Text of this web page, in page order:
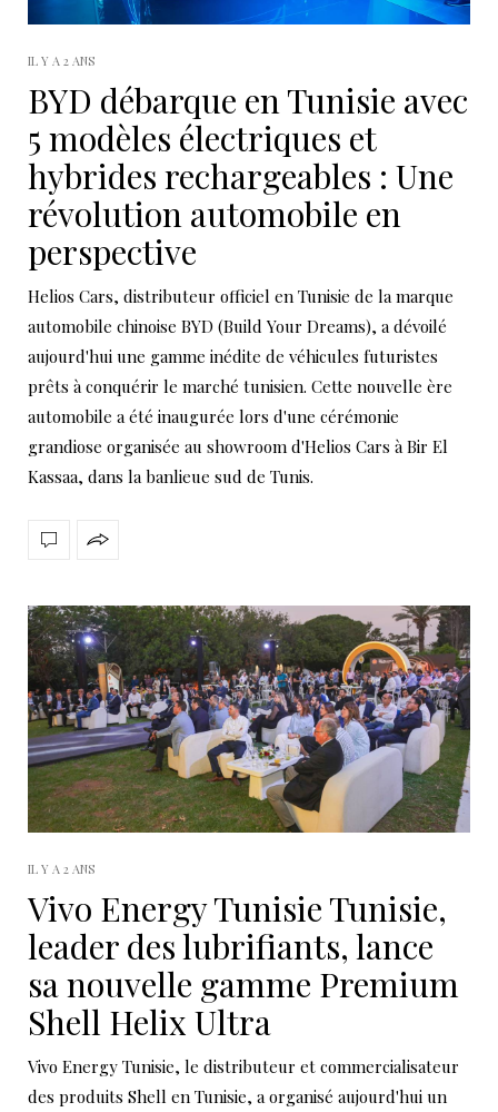
IL Y A 2 ANS
BYD débarque en Tunisie avec
5 modèles électriques et
hybrides rechargeables : Une
révolution automobile en
perspective
Helios Cars, distributeur officiel en Tunisie de la marque
automobile chinoise BYD (Build Your Dreams), a dévoilé
aujourd'hui une gamme inédite de véhicules futuristes
prêts à conquérir le marché tunisien. Cette nouvelle ère
automobile a été inaugurée lors d'une cérémonie
grandiose organisée au showroom d'Helios Cars à Bir El
Kassaa, dans la banlieue sud de Tunis.
IL Y A 2 ANS
Vivo Energy Tunisie Tunisie,
leader des lubrifiants, lance
sa nouvelle gamme Premium
Shell Helix Ultra
Vivo Energy Tunisie, le distributeur et commercialisateur
des produits Shell en Tunisie, a organisé aujourd'hui un